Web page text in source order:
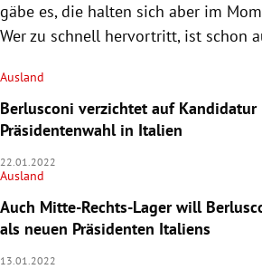
gäbe es, die halten sich aber im
Wer zu schnell hervortritt, ist schon
Ausland
Berlusconi verzichtet auf Kandidatur
Präsidentenwahl in Italien
22.01.2022
Ausland
Auch Mitte-Rechts-Lager will
als neuen Präsidenten Italiens
13.01.2022